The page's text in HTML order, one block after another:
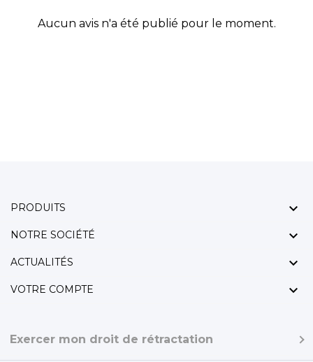
Aucun avis n'a été publié pour le moment.
PRODUITS 
NOTRE SOCIÉTÉ 
ACTUALITÉS 
VOTRE COMPTE 
Exercer mon droit de rétractation